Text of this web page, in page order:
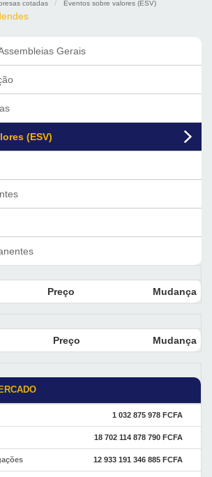
cotadas Eventos sobre valores (ESV)
Gerais
(ESV)
Preço Mudança
Preço Mudança
1 032 875 978 FCFA
18 702 114 878 790 FCFA
12 933 191 346 885 FCFA